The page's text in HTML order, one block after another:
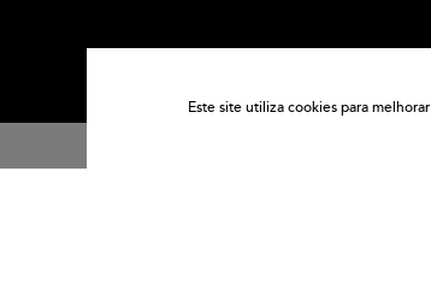
Este site utiliza cookies para